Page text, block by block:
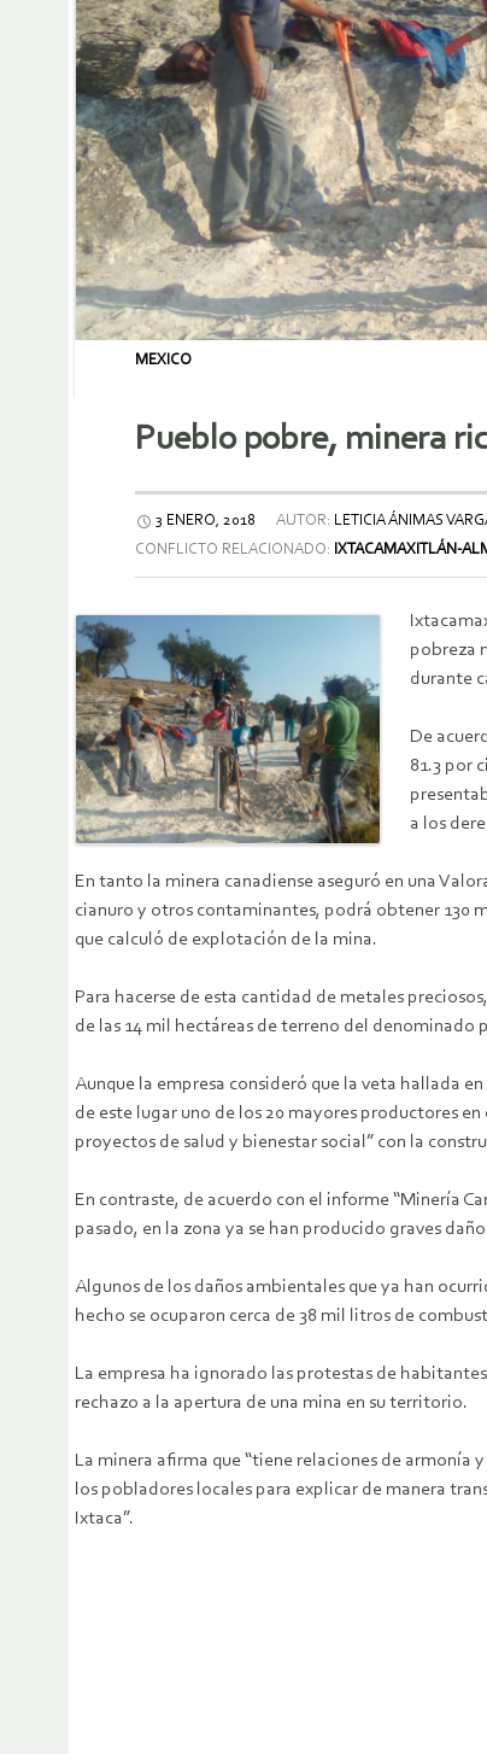
MEXICO
Pueblo pobre, minera
3 ENERO, 2018 AUTOR: LETICIA ÁNIMAS
CONFLICTO RELACIONADO: IXTACAMAXITLÁN-
pobreza
durante
De
81.3 por
a los
En tanto la minera canadiense aseguró en una
cianuro y otros contaminantes, podrá obtener 130
que calculó de explotación de la mina.
Para hacerse de esta cantidad de metales
de las 14 mil hectáreas de terreno del
Aunque la empresa consideró que la veta hallada
de este lugar uno de los 20 mayores productores
proyectos de salud y bienestar social” con la
En contraste, de acuerdo con el informe “Minería
pasado, en la zona ya se han producido graves
Algunos de los daños ambientales que ya han
hecho se ocuparon cerca de 38 mil litros de
La empresa ha ignorado las protestas de
rechazo a la apertura de una mina en su territorio.
La minera afirma que “tiene relaciones de
los pobladores locales para explicar de manera
Ixtaca”.